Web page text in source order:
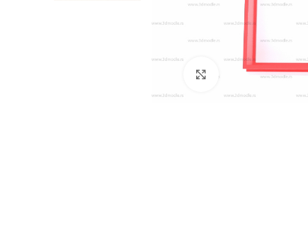
Click to enlarge